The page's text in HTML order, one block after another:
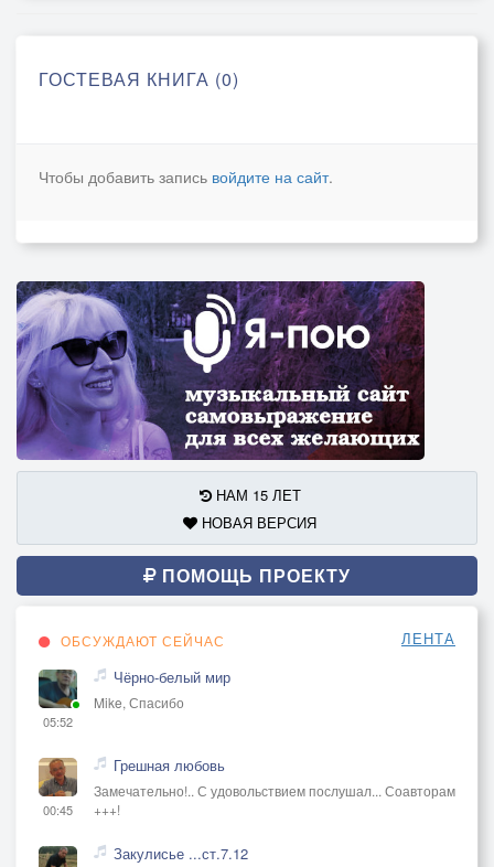
ГОСТЕВАЯ КНИГА (0)
Чтобы добавить запись войдите на сайт.
НАМ 15 ЛЕТ
НОВАЯ ВЕРСИЯ
ПОМОЩЬ ПРОЕКТУ
ОБСУЖДАЮТ СЕЙЧАС ЛЕНТА
05:52
Чёрно-белый мир
Mike, Спасибо
00:45
Грешная любовь
Замечательно!.. С удовольствием послушал... Соавторам
+++!
Закулисье ...ст.7.12